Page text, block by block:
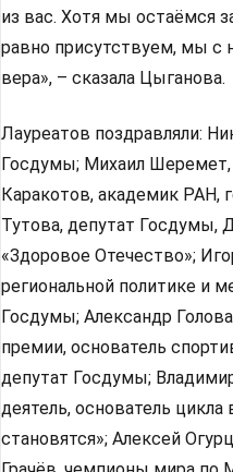
из вас. Хотя мы остаёмся
равно присутствуем, мы
вера», – сказала Цыганова.
Лауреатов поздравляли:
Госдумы; Михаил Шеремет,
Каракотов, академик РАН,
Тутова, депутат Госдумы,
«Здоровое Отечество»;
региональной политике и
Госдумы; Александр
премии, основатель
депутат Госдумы;
деятель, основатель
становятся»; Алексей